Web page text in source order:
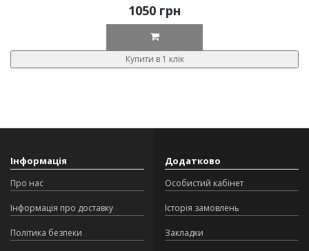
1050 грн
Купити в 1 клік
Інформація
Про нас
Інформація про доставку
Політика безпеки
Додатково
Особистий кабінет
Історія замовлень
Закладки